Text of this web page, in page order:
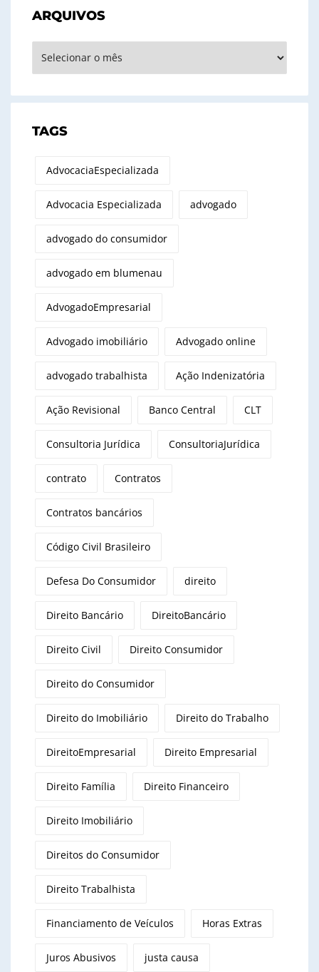
ARQUIVOS
TAGS
AdvocaciaEspecializada
Advocacia Especializada advogado
advogado do consumidor
advogado em blumenau
AdvogadoEmpresarial
Advogado imobiliário Advogado online
advogado trabalhista Ação Indenizatória
Ação Revisional Banco Central CLT
Consultoria Jurídica ConsultoriaJurídica
contrato Contratos
Contratos bancários
Código Civil Brasileiro
Defesa Do Consumidor direito
Direito Bancário DireitoBancário
Direito Civil Direito Consumidor
Direito do Consumidor
Direito do Imobiliário Direito do Trabalho
DireitoEmpresarial Direito Empresarial
Direito Família Direito Financeiro
Direito Imobiliário
Direitos do Consumidor
Direito Trabalhista
Financiamento de Veículos Horas Extras
Juros Abusivos justa causa